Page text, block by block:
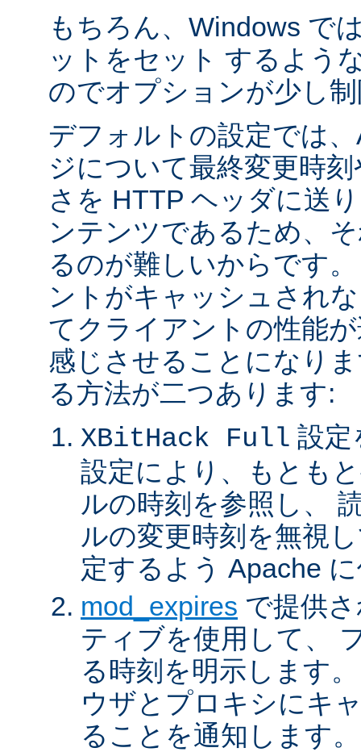
もちろん、Windows で
ットをセット するよう
のでオプションが少し
デフォルトの設定では
ジについて最終変更時
さを HTTP ヘッダに送
ンテンツであるため、
るのが難しいからです
ントがキャッシュされ
てクライアントの性能
感じさせることになり
る方法が二つあります:
XBitHack Full 設定
設定により、もとも
ルの時刻を参照し、
ルの変更時刻を無視
定するよう Apache
mod_expires で提供
ティブを使用して、
る時刻を明示します
ウザとプロキシにキ
ることを通知します。